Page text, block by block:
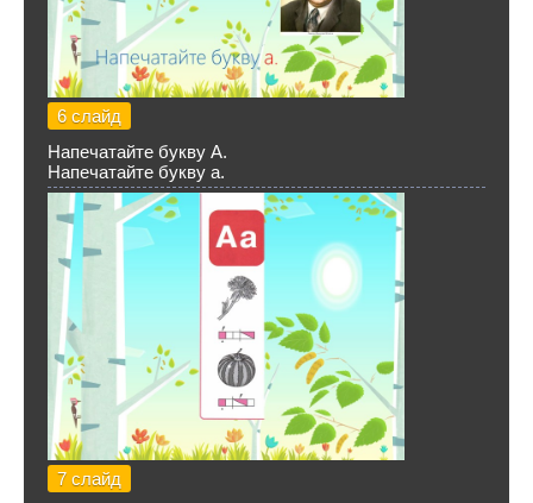
6 слайд
Напечатайте букву А.
Напечатайте букву а.
7 слайд